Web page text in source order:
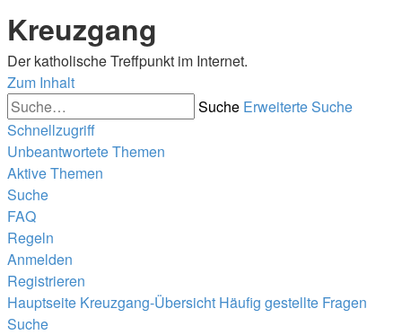
Kreuzgang
Der katholische Treffpunkt im Internet.
Zum Inhalt
Suche Erweiterte Suche
Schnellzugriff
Unbeantwortete Themen
Aktive Themen
Suche
FAQ
Regeln
Anmelden
Registrieren
Hauptseite Kreuzgang-Übersicht Häufig gestellte Fragen
Suche